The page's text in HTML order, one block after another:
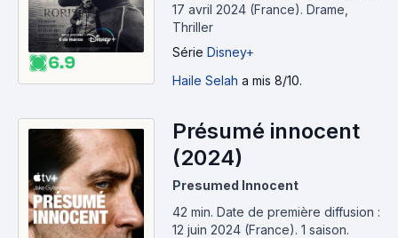
6.9
17 avril 2024 (France). Drame,
Thriller
Série Disney+
Haile Selah a mis 8/10.
Présumé innocent
(2024)
Presumed Innocent
42 min. Date de première diffusion :
12 juin 2024 (France). 1 saison.